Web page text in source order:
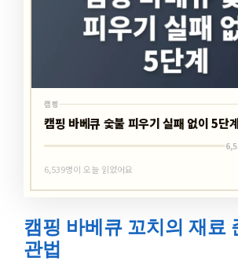
캠핑
캠핑 바베큐 숯불 피우기 실패 없이 5단
6,539명이 오늘 읽었어요
캠핑 바베큐 꼬치의 재료
관법